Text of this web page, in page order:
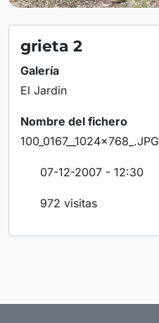
grieta 2
Galería
El Jardin
Nombre del fichero
100_0167__1024x768_.JPG
07-12-2007 - 12:30
972 visitas